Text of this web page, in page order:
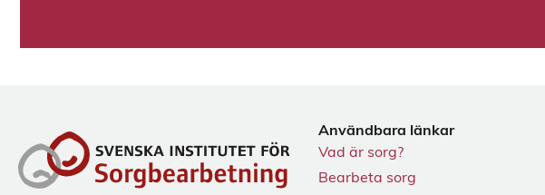
Användbara länkar
Vad är sorg?
Bearbeta sorg